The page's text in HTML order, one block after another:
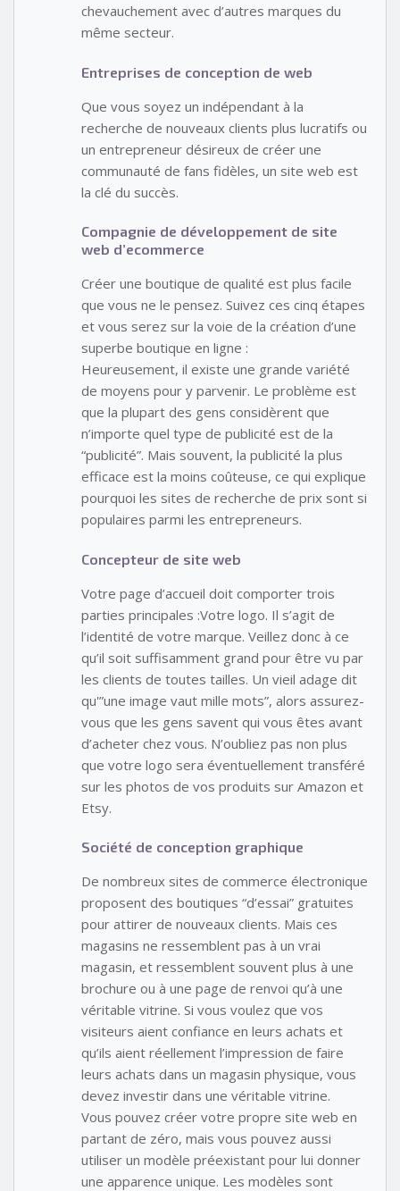
chevauchement avec d’autres marques du
même secteur.
Entreprises de conception de web
Que vous soyez un indépendant à la
recherche de nouveaux clients plus lucratifs ou
un entrepreneur désireux de créer une
communauté de fans fidèles, un site web est
la clé du succès.
Compagnie de développement de site
web d’ecommerce
Créer une boutique de qualité est plus facile
que vous ne le pensez. Suivez ces cinq étapes
et vous serez sur la voie de la création d’une
superbe boutique en ligne :
Heureusement, il existe une grande variété
de moyens pour y parvenir. Le problème est
que la plupart des gens considèrent que
n’importe quel type de publicité est de la
“publicité”. Mais souvent, la publicité la plus
efficace est la moins coûteuse, ce qui explique
pourquoi les sites de recherche de prix sont si
populaires parmi les entrepreneurs.
Concepteur de site web
Votre page d’accueil doit comporter trois
parties principales :Votre logo. Il s’agit de
l’identité de votre marque. Veillez donc à ce
qu’il soit suffisamment grand pour être vu par
les clients de toutes tailles. Un vieil adage dit
qu'”une image vaut mille mots”, alors assurez-
vous que les gens savent qui vous êtes avant
d’acheter chez vous. N’oubliez pas non plus
que votre logo sera éventuellement transféré
sur les photos de vos produits sur Amazon et
Etsy.
Société de conception graphique
De nombreux sites de commerce électronique
proposent des boutiques “d’essai” gratuites
pour attirer de nouveaux clients. Mais ces
magasins ne ressemblent pas à un vrai
magasin, et ressemblent souvent plus à une
brochure ou à une page de renvoi qu’à une
véritable vitrine. Si vous voulez que vos
visiteurs aient confiance en leurs achats et
qu’ils aient réellement l’impression de faire
leurs achats dans un magasin physique, vous
devez investir dans une véritable vitrine.
Vous pouvez créer votre propre site web en
partant de zéro, mais vous pouvez aussi
utiliser un modèle préexistant pour lui donner
une apparence unique. Les modèles sont